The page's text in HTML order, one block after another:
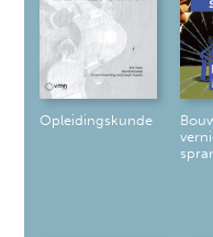
Opleidingskunde